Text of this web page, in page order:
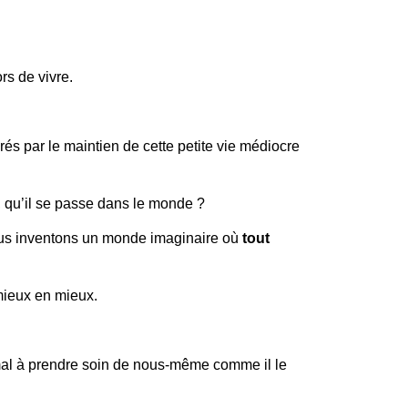
de vivre.
par le maintien de cette petite vie médiocre
se passe dans le monde ?
inventons un monde imaginaire où tout
en mieux.
à prendre soin de nous-même comme il le